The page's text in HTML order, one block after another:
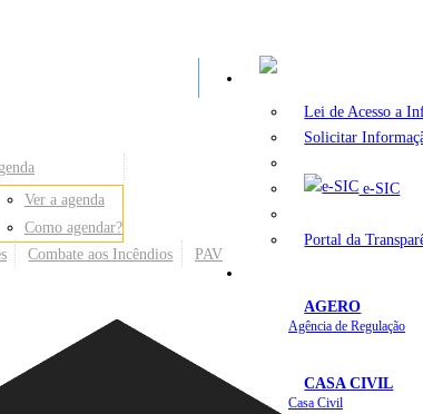
Lei de Acesso a
Solicitar
e-SIC
Portal da
AGERO
Agência de Regulação
CASA CIVIL
Casa Civil
Ver a agenda
Como agendar?
Combate aos Incêndios PAV